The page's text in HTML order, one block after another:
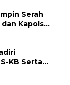
Serah
Kapolsek